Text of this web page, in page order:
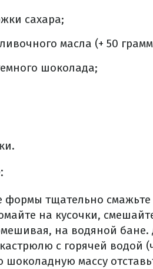
сахара;
масла (+ 50
шоколада;
:
тщательно
на кусочки,
на водяной
с горячей водой
шоколадную массу